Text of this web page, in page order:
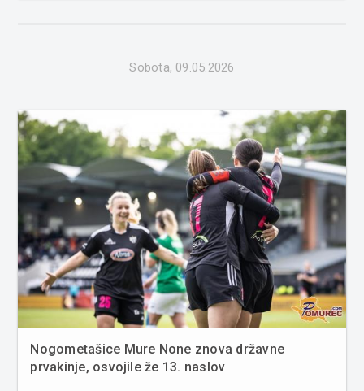
Sobota, 09.05.2026
Nogometašice Mure None znova državne
prvakinje, osvojile že 13. naslov